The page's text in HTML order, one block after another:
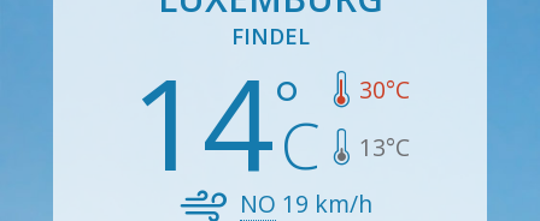
FINDEL
14 30°C
13°C
NO 19 km/h